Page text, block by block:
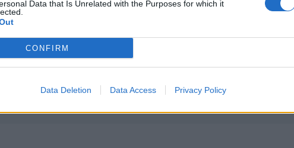
Data that Is Unrelated with the Purposes for which it
CONFIRM
Data Deletion Data Access Privacy Policy
cikkarchívum
elmúlt 2 év napon belüli
Előfizetés